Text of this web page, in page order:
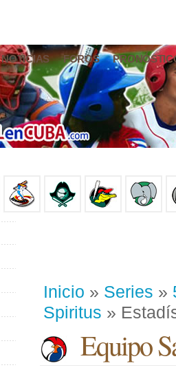
NOTICIAS FOROS
Inicio » Series »
Spiritus »
Equipo